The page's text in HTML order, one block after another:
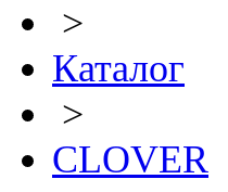
>
Каталог
>
CLOVER